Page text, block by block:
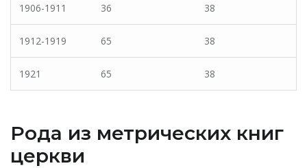
1906-1911 36 38
1912-1919 65 38
1921 65 38
Рода из метрических книг
церкви